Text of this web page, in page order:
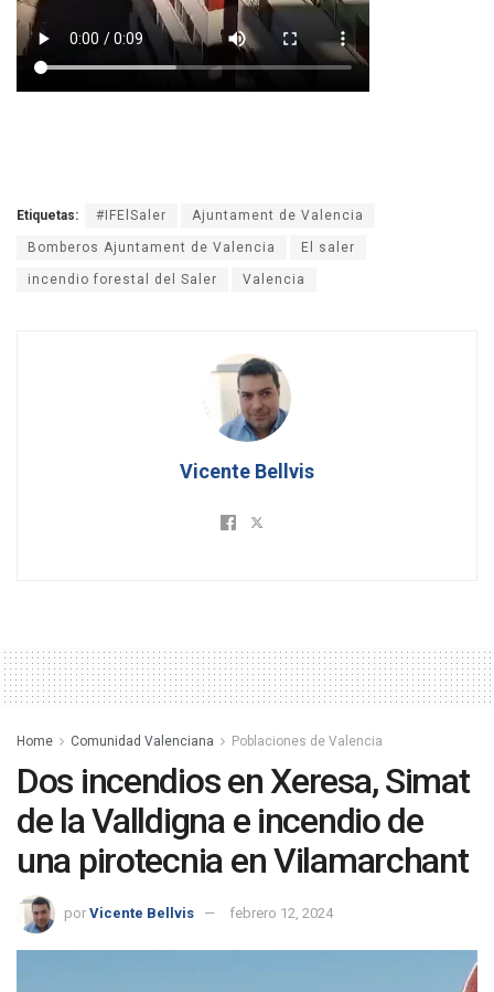
Etiquetas: #IFElSaler Ajuntament de Valencia
Bomberos Ajuntament de Valencia El saler
incendio forestal del Saler Valencia
Vicente Bellvis
Home Comunidad Valenciana Poblaciones de Valencia
Dos incendios en Xeresa, Simat
de la Valldigna e incendio de
una pirotecnia en Vilamarchant
por Vicente Bellvis febrero 12, 2024